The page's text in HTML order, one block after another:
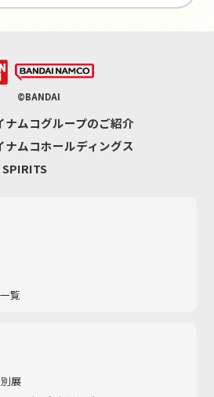
©BANDAI
ナムコグループのご紹介
ナムコホールディングス
覧
展